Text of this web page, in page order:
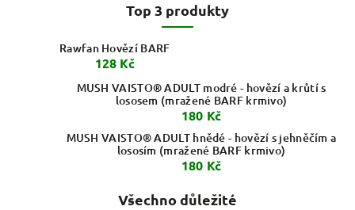
Top 3 produkty
Rawfan Hovězí BARF
128 Kč
MUSH VAISTO® ADULT modré - hovězí a krůtí s
lososem (mražené BARF krmivo)
180 Kč
MUSH VAISTO® ADULT hnědé - hovězí s jehněčím a
lososím (mražené BARF krmivo)
180 Kč
Všechno důležité